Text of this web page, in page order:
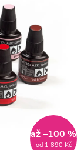
od 1 890 Kč
až –100 %